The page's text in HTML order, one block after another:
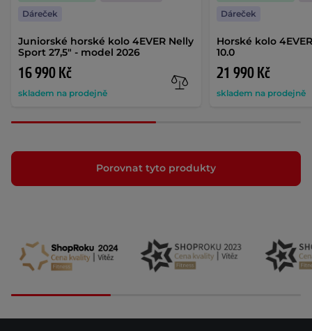
Juniorské horské kolo 4EVER Nelly
Sport 27,5" - model 2026
16 990 Kč
skladem na prodejně
Dáreček
Horské kolo
10.0
21 990 Kč
skladem na prodejně
Dáreček
Porovnat tyto produkty